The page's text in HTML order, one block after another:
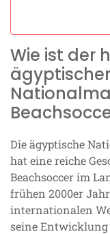
Wie ist der
Die ägyptische
hat eine reiche
Beachsoccer im
frühen 2000er
internationalen
seine